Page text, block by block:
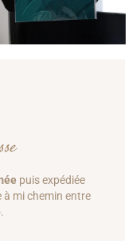
puis expédiée
mi chemin entre